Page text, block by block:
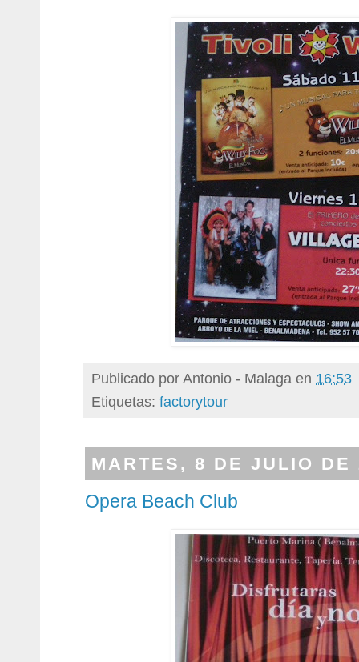
Publicado porAntonio - Malaga en 16:53
Etiquetas: factorytour
MARTES, 8 DE JULIO DE
Opera Beach Club